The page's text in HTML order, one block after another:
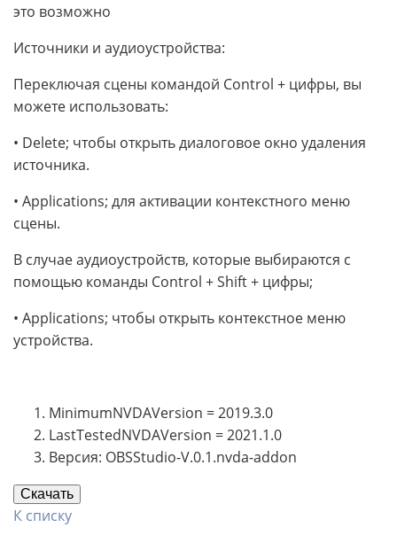
это возможно
Источники и аудиоустройства:
Переключая сцены командой Control + цифры, вы
можете использовать:
• Delete; чтобы открыть диалоговое окно удаления
источника.
• Applications; для активации контекстного меню
сцены.
В случае аудиоустройств, которые выбираются с
помощью команды Control + Shift + цифры;
• Applications; чтобы открыть контекстное меню
устройства.
MinimumNVDAVersion = 2019.3.0
LastTestedNVDAVersion = 2021.1.0
Версия: OBSStudio-V.0.1.nvda-addon
Скачать
К списку